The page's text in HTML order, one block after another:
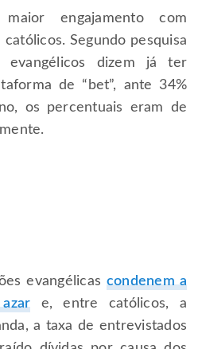
maior engajamento com
Segundo pesquisa
evangélicos dizem já ter
de “bet”, ante 34%
os percentuais eram de
evangélicas condenem a
e, entre católicos, a
a taxa de entrevistados